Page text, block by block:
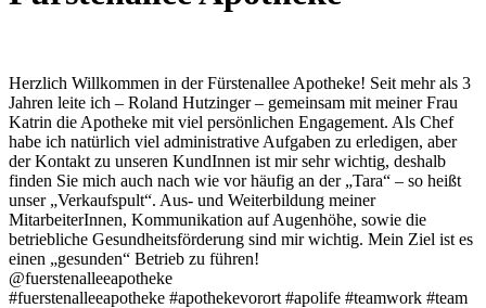
Herzlich Willkommen in der Fürstenallee Apotheke! Seit mehr als 3
Jahren leite ich – Roland Hutzinger – gemeinsam mit meiner Frau
Katrin die Apotheke mit viel persönlichen Engagement. Als Chef
habe ich natürlich viel administrative Aufgaben zu erledigen, aber
der Kontakt zu unseren KundInnen ist mir sehr wichtig, deshalb
finden Sie mich auch nach wie vor häufig an der „Tara“ – so heißt
unser „Verkaufspult“. Aus- und Weiterbildung meiner
MitarbeiterInnen, Kommunikation auf Augenhöhe, sowie die
betriebliche Gesundheitsförderung sind mir wichtig. Mein Ziel ist es
einen „gesunden“ Betrieb zu führen!
@fuerstenalleeapotheke
#fuerstenalleeapotheke #apothekevorort #apolife #teamwork #team